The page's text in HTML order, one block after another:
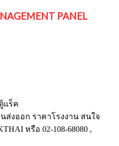
PANEL
แร็ค
ส่งออก ราคาโรงงาน สนใจ
หรือ 02-108-68080 ,